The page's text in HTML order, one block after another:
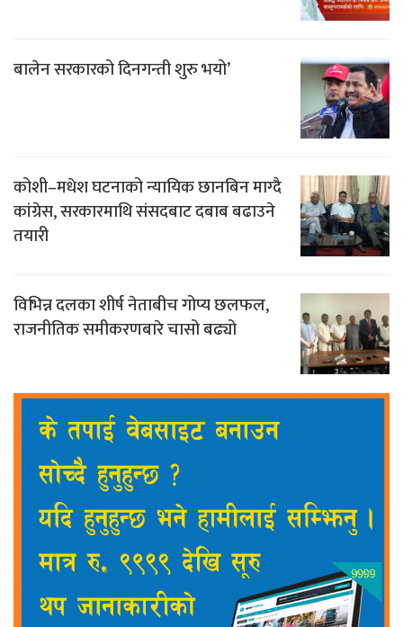
बालेन सरकारको दिनगन्ती शुरु भयो’
कोशी–मधेश घटनाको न्यायिक छानबिन माग्दै
कांग्रेस, सरकारमाथि संसदबाट दबाब बढाउने
तयारी
विभिन्न दलका शीर्ष नेताबीच गोप्य छलफल,
राजनीतिक समीकरणबारे चासो बढ्यो